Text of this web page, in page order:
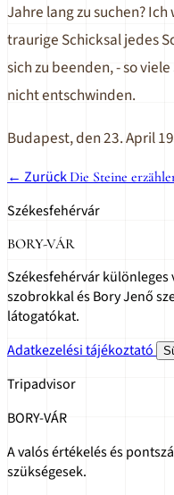
Jahre lang zu suchen?
traurige Schicksal jedes
sich zu beenden, - so
nicht entschwinden.
Budapest, den 23. April
← ZurückDie Steine
Székesfehérvár
BORY-VÁR
Székesfehérvár
szobrokkal és Bory Jenő
látogatókat.
Adatkezelési tájékoztató
Tripadvisor
BORY-VÁR
A valós értékelés és
szükségesek.